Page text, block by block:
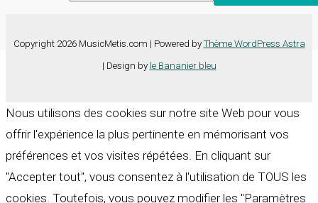
Copyright 2026 MusicMetis.com | Powered by Thème WordPress Astra
| Design by le Bananier bleu
Nous utilisons des cookies sur notre site Web pour vous
offrir l'expérience la plus pertinente en mémorisant vos
préférences et vos visites répétées. En cliquant sur
"Accepter tout", vous consentez à l'utilisation de TOUS les
cookies. Toutefois, vous pouvez modifier les "Paramètres